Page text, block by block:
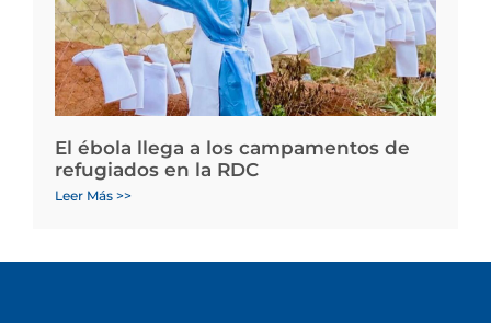
El ébola llega a los campamentos de
refugiados en la RDC
Leer Más >>